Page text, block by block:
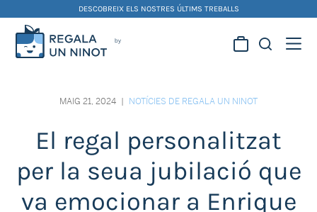
content
DESCOBREIX ELS NOSTRES ÚLTIMS TREBALLS
foguerersMAIG 21, 2024 | NOTÍCIES DE REGALA UN NINOT
El regal personalitzat
per la seua jubilació que
va emocionar a Enrique